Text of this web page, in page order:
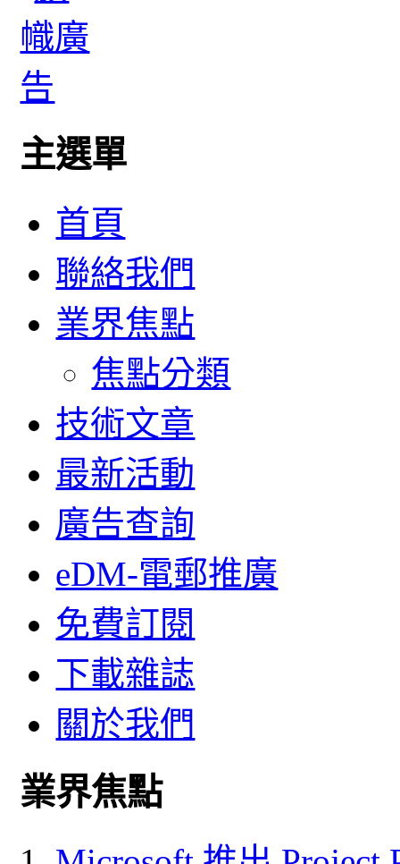
主選單
首頁
聯絡我們
業界焦點
焦點分類
技術文章
最新活動
廣告查詢
eDM-電郵推廣
免費訂閱
下載雜誌
關於我們
業界焦點